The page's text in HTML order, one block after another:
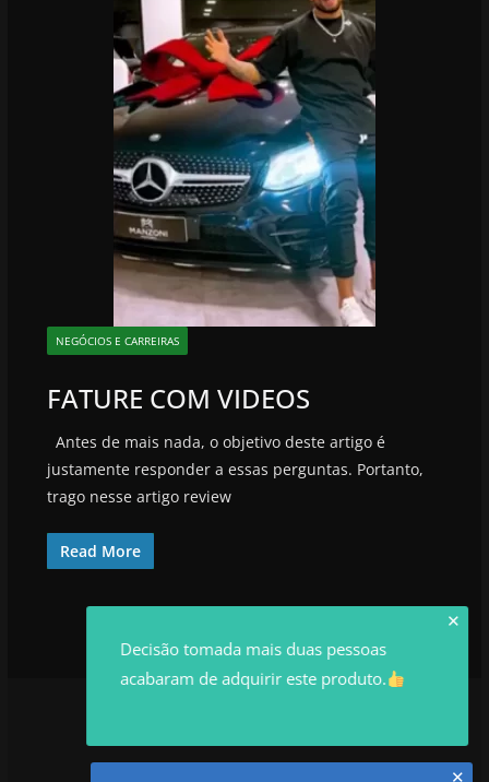
NEGÓCIOS E CARREIRAS
FATURE COM VIDEOS
Antes de mais nada, o objetivo deste artigo é
justamente responder a essas perguntas. Portanto,
trago nesse artigo review
Read More
✕
Decisão tomada mais duas pessoas
acabaram de adquirir este produto.
✕